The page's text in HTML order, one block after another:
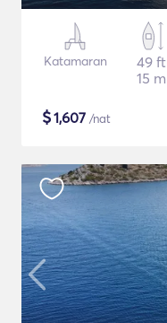
Katamaran
49 ft
15 m
$1,607 /nat